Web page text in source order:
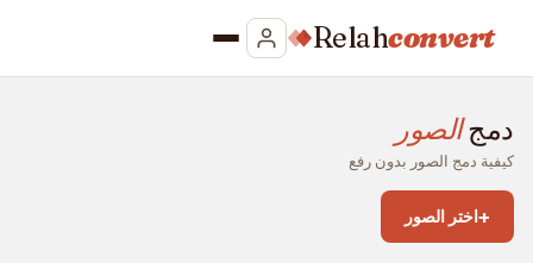
Relahconvert
دمجالصور
كيفية دمج الصور بدون رفع
+اختر الصور